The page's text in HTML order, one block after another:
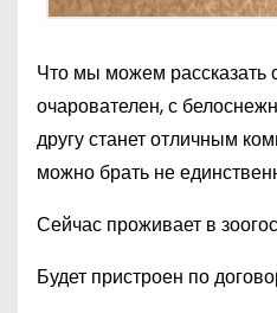
Что мы можем рассказать
очарователен, с
другу станет отличным
можно брать не
Сейчас проживает в
Будет пристроен по